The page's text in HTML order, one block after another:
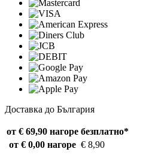
Доставка до България
от € 69,90 нагоре безплатно*
от € 0,00 нагоре € 8,90